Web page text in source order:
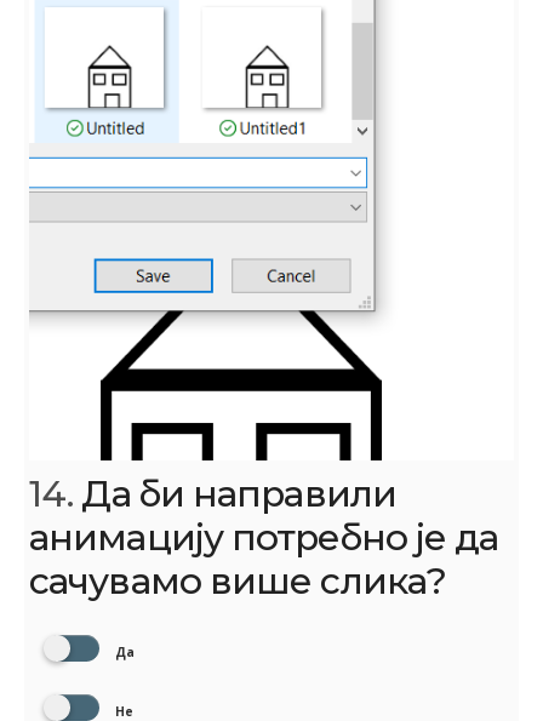
14. Да би направили
анимацију потребно је да
сачувамо више слика?
Да
Не